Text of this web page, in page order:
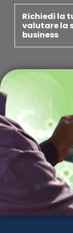
Richiedi la
valutare la
business